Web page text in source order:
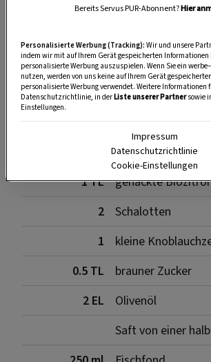
SPEICHERN DRUCKEN
Zutaten für die
1 TL
gehackte
2
Schalotten
1
kleine
0.5 TL
brauner Zucker
2 EL
Olivenöl
Saft von einer
Bereits Servus PUR-Abonnent?Hier
Personalisierte Werbung (Tracking): Wir und unsere
indem wir mit auf Ihrem Gerät gespeicherten Informationen
personalisierte Werbung auszuspielen. Wenn Sie ein
nutzen, werden von uns keine auf Ihrem Gerät
personalisierte Werbung verwendet. Weitere Informationen
Datenschutzrichtlinie, in derListe unserer Partnersowie
Einstellungen.
Impressum
Datenschutzrichtlinie
Cookie-Einstellungen